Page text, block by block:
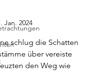
Jan. 2024
von 5 Sternen bewertet.
schlug die Schatten
über vereiste
den Weg wie